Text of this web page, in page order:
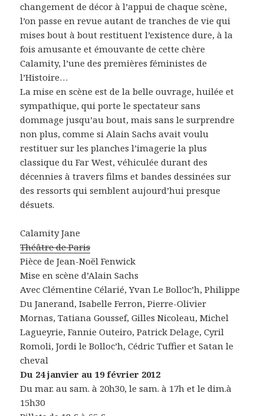
changement de décor à l’appui de chaque scène,
l’on passe en revue autant de tranches de vie qui
mises bout à bout restituent l’existence dure, à la
fois amusante et émouvante de cette chère
Calamity, l’une des premières féministes de
l’Histoire…
La mise en scène est de la belle ouvrage, huilée et
sympathique, qui porte le spectateur sans
dommage jusqu’au bout, mais sans le surprendre
non plus, comme si Alain Sachs avait voulu
restituer sur les planches l’imagerie la plus
classique du Far West, véhiculée durant des
décennies à travers films et bandes dessinées sur
des ressorts qui semblent aujourd’hui presque
désuets.
Calamity Jane
Théâtre de Paris
Pièce de Jean-Noël Fenwick
Mise en scène d’Alain Sachs
Avec Clémentine Célarié, Yvan Le Bolloc’h, Philippe
Du Janerand, Isabelle Ferron, Pierre-Olivier
Mornas, Tatiana Goussef, Gilles Nicoleau, Michel
Lagueyrie, Fannie Outeiro, Patrick Delage, Cyril
Romoli, Jordi le Bolloc’h, Cédric Tuffier et Satan le
cheval
Du 24 janvier au 19 février 2012
Du mar. au sam. à 20h30, le sam. à 17h et le dim.à
15h30